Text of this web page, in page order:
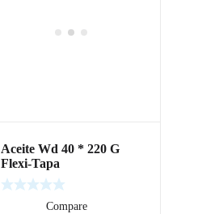
Aceite Wd 40 * 220 G
Flexi-Tapa
Compare